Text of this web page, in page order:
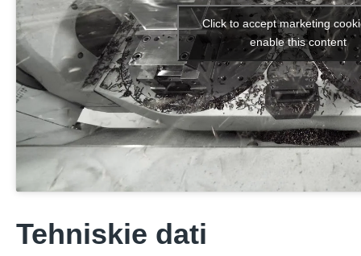
Click to accept marketing
enable this content
Tehniskie dati